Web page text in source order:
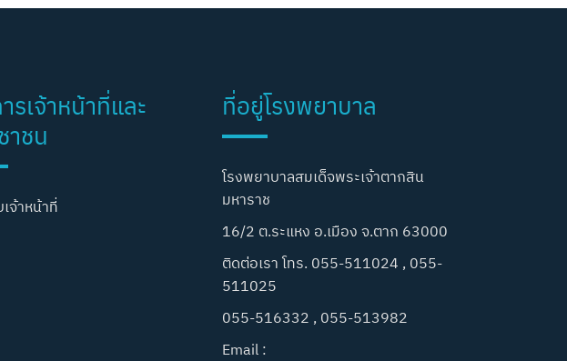
รเจ้าหน้าที่และ
าชน
จ้าหน้าที่
ที่อยู่โรงพยาบาล
โรงพยาบาลสมเด็จพระเจ้าตากสิน
มหาราช
16/2 ต.ระแหง อ.เมือง จ.ตาก 63000
ติดต่อเรา โทร. 055-511024 , 055-
511025
055-516332 , 055-513982
Email :